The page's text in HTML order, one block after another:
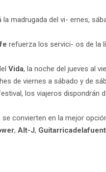
madrugada del vi- ernes,
refuerza los servici- os de la
Vida, la noche del jueves al
de viernes a sábado y de
los viajeros dispondrán
convierten en la mejor
, Alt-J,